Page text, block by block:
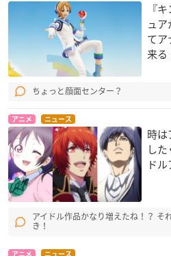
『
ュ
てア
来る
ちょっと顔面センター？
アニメ ニュース
時は
し
ド
アイドル作品かなり増えたね！？ そ
き！
アニメ ニュース